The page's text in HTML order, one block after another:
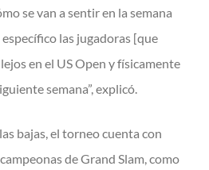
se van a sentir en la semana
las jugadoras [que
en el US Open y físicamente
semana”, explicó.
bajas, el torneo cuenta con
de Grand Slam, como